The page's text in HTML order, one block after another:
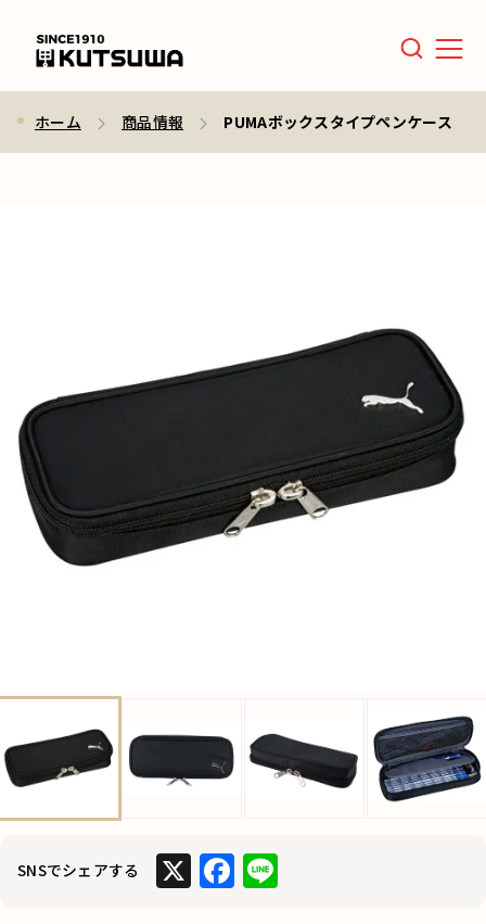
Menu
ホーム 商品情報 PUMAボックスタイプペンケース
SNSでシェアする X F Li